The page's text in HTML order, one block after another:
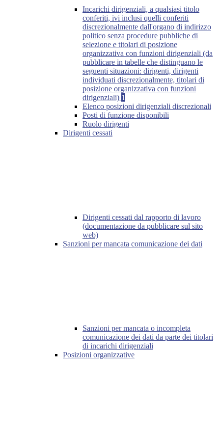
Incarichi dirigenziali, a qualsiasi titolo
conferiti, ivi inclusi quelli conferiti
discrezionalmente dall'organo di indirizzo
politico senza procedure pubbliche di
selezione e titolari di posizione
organizzativa con funzioni dirigenziali (da
pubblicare in tabelle che distinguano le
seguenti situazioni: dirigenti, dirigenti
individuati discrezionalmente, titolari di
posizione organizzativa con funzioni
dirigenziali) 1
Elenco posizioni dirigenziali discrezionali
Posti di funzione disponibili
Ruolo dirigenti
Dirigenti cessati
Dirigenti cessati dal rapporto di lavoro
(documentazione da pubblicare sul sito
web)
Sanzioni per mancata comunicazione dei dati
Sanzioni per mancata o incompleta
comunicazione dei dati da parte dei titolari
di incarichi dirigenziali
Posizioni organizzative